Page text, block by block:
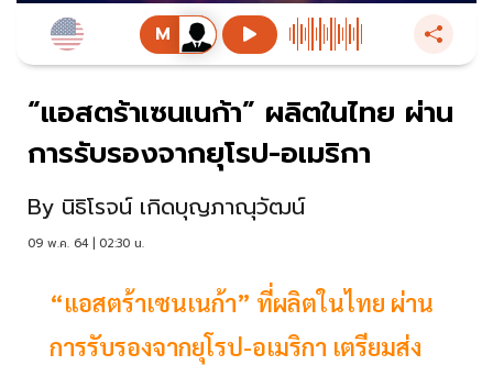
“แอสตร้าเซนเนก้า” ผลิตในไทย​ ผ่าน
การรับรองจากยุโรป-อเมริกา
By นิธิโรจน์ เกิดบุญภาณุวัฒน์
09 พ.ค. 64 | 02:30 น.
“แอสตร้าเซนเนก้า” ที่ผลิตในไทย ผ่าน
การรับรองจากยุโรป-อเมริกา เตรียมส่ง